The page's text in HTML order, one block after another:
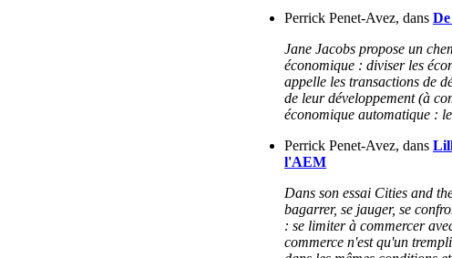
Perrick Penet-Avez, dans
Jane Jacobs propose un
économique : diviser les
appelle les transactions de
de leur développement (à
économique automatique :
Perrick Penet-Avez, dans
l'AEM
Dans son essai Cities and
bagarrer, se jauger, se
: se limiter à commercer
commerce n'est qu'un